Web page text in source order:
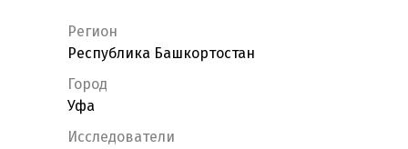
Регион
Республика Башкортостан
Город
Уфа
Исследователи